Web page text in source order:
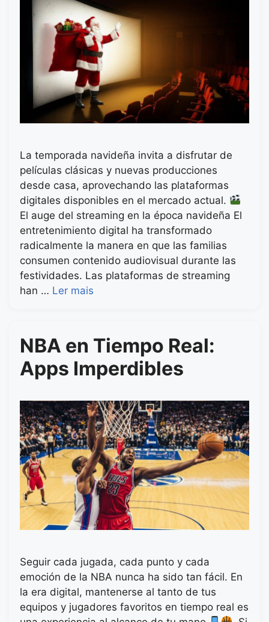
La temporada navideña invita a disfrutar de
películas clásicas y nuevas producciones
desde casa, aprovechando las plataformas
digitales disponibles en el mercado actual.
El auge del streaming en la época navideña El
entretenimiento digital ha transformado
radicalmente la manera en que las familias
consumen contenido audiovisual durante las
festividades. Las plataformas de streaming
han … Ler mais
NBA en Tiempo Real:
Apps Imperdibles
Seguir cada jugada, cada punto y cada
emoción de la NBA nunca ha sido tan fácil. En
la era digital, mantenerse al tanto de tus
equipos y jugadores favoritos en tiempo real es